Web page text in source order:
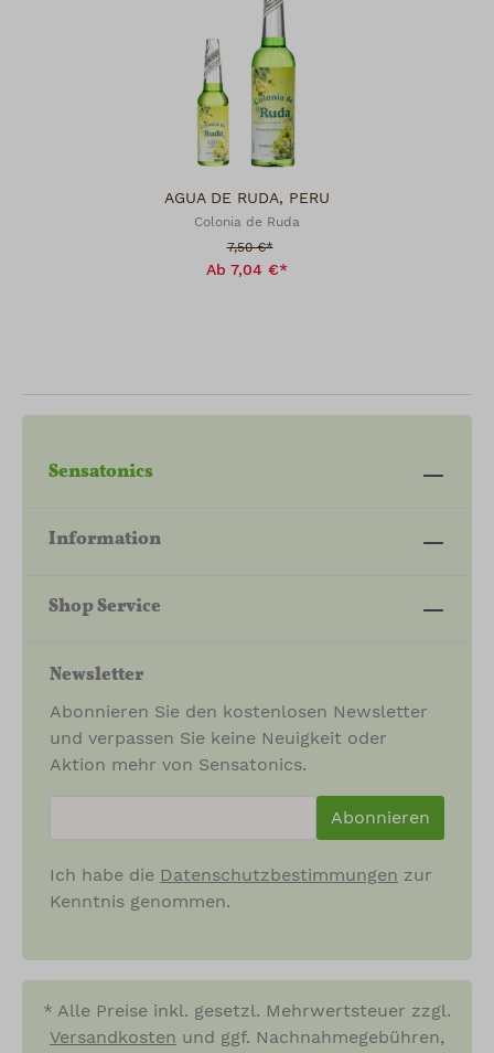
AGUA DE RUDA, PERU
Colonia de Ruda
Verkaufspreis:
7,50 €*
Ab 7,04 €*
Sensatonics
Information
Shop Service
Newsletter
Abonnieren Sie den kostenlosen Newsletter
und verpassen Sie keine Neuigkeit oder
Aktion mehr von Sensatonics.
Abonnieren
Ich habe die Datenschutzbestimmungen zur
Kenntnis genommen.
* Alle Preise inkl. gesetzl. Mehrwertsteuer zzgl.
Versandkosten und ggf. Nachnahmegebühren,